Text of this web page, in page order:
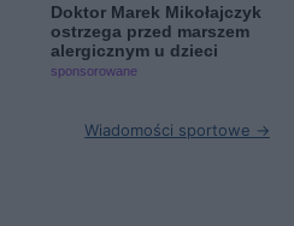
Doktor Marek Mikołajczyk
ostrzega przed marszem
alergicznym u dzieci
sponsorowane
Wiadomości sportowe →